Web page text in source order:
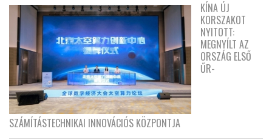
KÍNA ÚJ
KORSZAKOT
NYITOTT:
MEGNYÍLT AZ
ORSZÁG ELSŐ
ŰR-
SZÁMÍTÁSTECHNIKAI INNOVÁCIÓS KÖZPONTJA